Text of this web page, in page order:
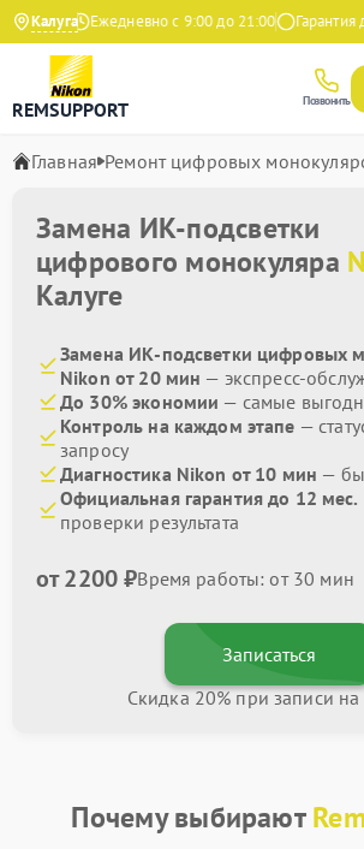
КалугаЕжедневно с 9:00 до 21:00 Гарантия до
REMSUPPORT Позвонить
Главная Ремонт цифровых
Замена ИК-подсветки
цифрового монокуляра
Калуге
Замена ИК-подсветки цифровых
Nikon от 20 мин — экспресс-
До 30% экономии — самые
Контроль на каждом этапе —
запросу
Диагностика Nikon от 10 мин —
Официальная гарантия до 12 мес.
проверки результата
от 2200 ₽Время работы: от 30 мин
Записаться
Скидка 20% при записи на
Почему выбирают